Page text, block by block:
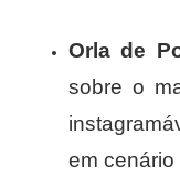
Orla de
sobre o
em cenário